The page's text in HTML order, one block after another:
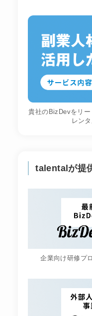
貴社のBizDevをリ
レン
talentalが提
企業向け研修プ